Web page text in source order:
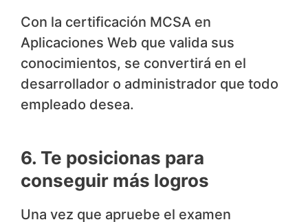
Con la certificación MCSA en
Aplicaciones Web que valida sus
conocimientos, se convertirá en el
desarrollador o administrador que todo
empleado desea.
6. Te posicionas para
conseguir más logros
Una vez que apruebe el examen